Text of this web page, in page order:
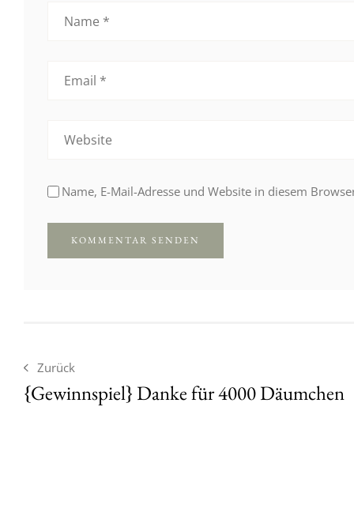
Name, E-Mail-Adresse und Website in diesem
Zurück
{Gewinnspiel} Danke für 4000 Däumchen